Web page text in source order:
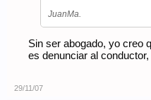
JuanMa.
Sin ser abogado, yo creo
es denunciar al
29/11/07